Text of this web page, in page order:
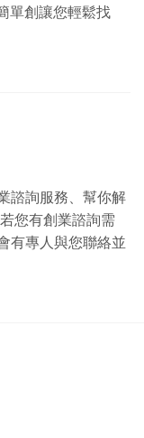
單創讓您輕鬆找
諮詢服務、幫你解
您有創業諮詢需
有專人與您聯絡並